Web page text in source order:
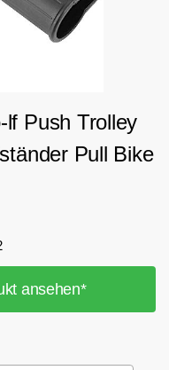
lf Push Trolley
Pull Bike
ansehen*